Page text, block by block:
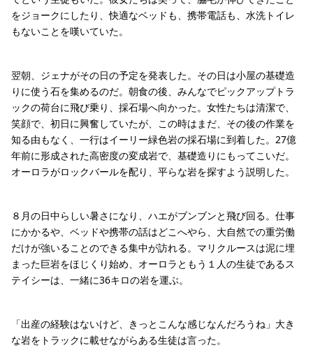
をジョークにしたり、快適なベッドも、携帯電話も、水洗トイレ
もないことを嘆いていた。
翌朝、ジェナがその日の予定を発表した。その日は小屋の基礎造
りに使う石を集めるのだ。朝食の後、みんなでピックアップトラ
ックの荷台に飛び乗り、採石場へ向かった。女性たちは清潔で、
笑顔で、初日に興奮していたが、この時はまだ、その後の作業を
知る由もなく、一行はイーリー緑色岩の採石場に到着した。27億
年前に形成された高密度の変成岩で、基礎造りにもってこいだ。
オーロラがロックバールを配り、平らな岩を探すよう説明した。
８月の日中らしい暑さになり、ハエがブンブンと飛び回る。仕事
にかかるや、ベッドや携帯の話はどこへやら、大自然での重労働
だけが強いることのできる集中が訪れる。マリクルースは泥に埋
まった巨岩をほじくり始め、オーロラともう１人の生徒であるス
テイシーは、一緒に36キロの岩を運ぶ。
「出産の経験はないけど、きっとこんな感じなんだろうね」大き
な岩をトラックに載せながらある生徒は言った。